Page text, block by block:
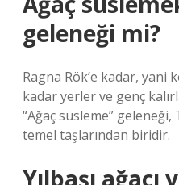
geleneği mi?
Ragna Rök’e kadar,
kadar yerler ve genç
“Ağaç süsleme”
temel taşlarından biridir.
Yılbaşı ağacı